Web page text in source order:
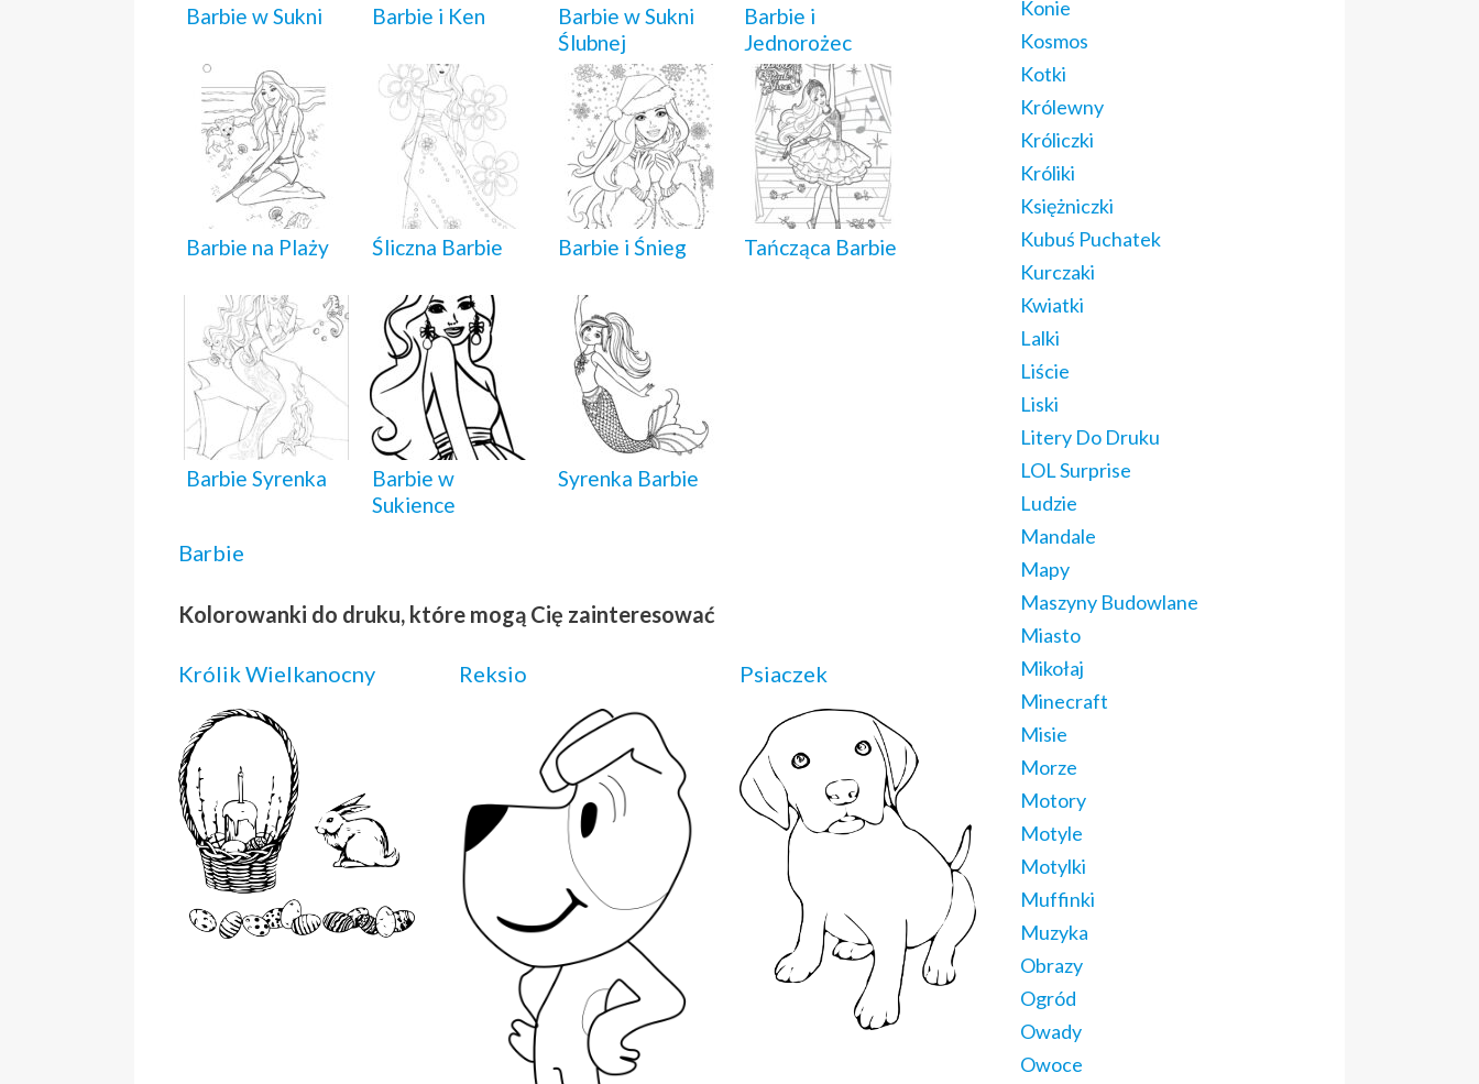
Barbie w Sukni Barbie i Ken
Barbie w Sukni
Ślubnej
Barbie i
Jednorożec
Barbie na Plaży Śliczna Barbie Barbie i Śnieg Tańcząca Barbie
Barbie Syrenka
Barbie w
Sukience
Syrenka Barbie
Barbie
Kolorowanki do druku, które mogą Cię zainteresować
Królik Wielkanocny Reksio Psiaczek
Konie
Kosmos
Kotki
Królewny
Króliczki
Króliki
Księżniczki
Kubuś Puchatek
Kurczaki
Kwiatki
Lalki
Liście
Liski
Litery Do Druku
LOL Surprise
Ludzie
Mandale
Mapy
Maszyny Budowlane
Miasto
Mikołaj
Minecraft
Misie
Morze
Motory
Motyle
Motylki
Muffinki
Muzyka
Obrazy
Ogród
Owady
Owoce